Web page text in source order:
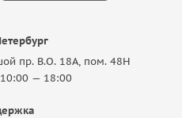
пр. В.О. 18A, пом. 48Н
— 18:00